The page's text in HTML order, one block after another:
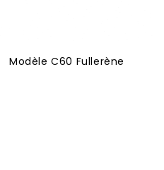
Modèle C60 Fullerène